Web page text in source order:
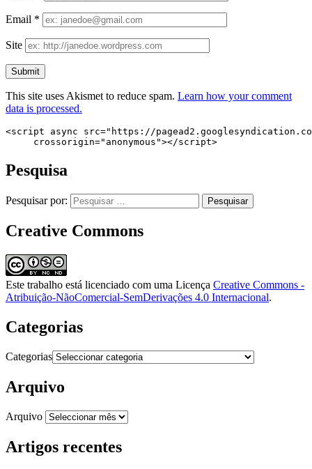
Email *
Site
This site uses Akismet to reduce spam. Learn how your comment
data is processed.
<script async src="https://
     crossorigin="anonymous"></script>
Pesquisa
Pesquisar por:
Creative Commons
Este trabalho está licenciado com uma Licença Creative Commons -
Atribuição-NãoComercial-SemDerivações 4.0 Internacional.
Categorias
Categorias
Arquivo
Arquivo
Artigos recentes